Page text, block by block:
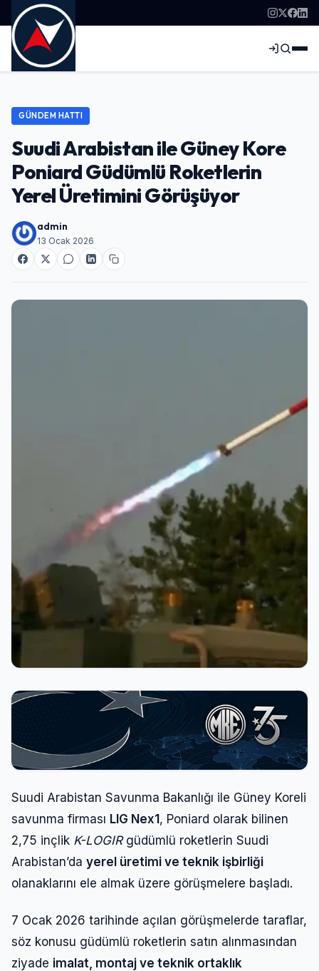
GÜNDEM HATTI
Suudi Arabistan ile Güney Kore
Poniard Güdümlü Roketlerin
Yerel Üretimini Görüşüyor
admin
13 Ocak 2026
Suudi Arabistan Savunma Bakanlığı ile Güney Koreli
savunma firması LIG Nex1, Poniard olarak bilinen
2,75 inçlik K-LOGIRgüdümlü roketlerin Suudi
Arabistan’da yerel üretimi ve teknik işbirliği
olanaklarını ele almak üzere görüşmelere başladı.
7 Ocak 2026 tarihinde açılan görüşmelerde taraflar,
söz konusu güdümlü roketlerin satın alınmasından
ziyade imalat, montaj ve teknik ortaklık